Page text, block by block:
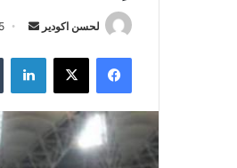
لحسن اكودير
س
ل
ب
ي
5 يوليو، 2020
فيسبوك لينكدإن